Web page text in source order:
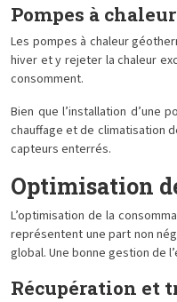
Pompes à
Les pompes à chaleur
hiver et y rejeter la chaleur
consomment.
Bien que l’installation d’une
chauffage et de climatisation
capteurs enterrés.
Optimisation
L’optimisation de la
représentent une part non
global. Une bonne gestion de
Récupération et